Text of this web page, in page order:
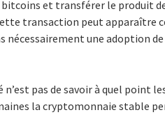
et transférer le produit
transaction peut apparaître
une adoption
pas de savoir à quel point
la cryptomonnaie stable